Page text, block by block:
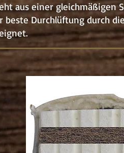
aus einer
Durchlüftung durch